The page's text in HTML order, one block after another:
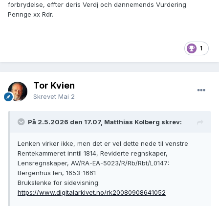
forbrydelse, effter deris Verdj och dannemends Vurdering
Pennge xx Rdr.
1
Tor Kvien
Skrevet Mai 2
På 2.5.2026 den 17.07, Matthias Kolberg skrev:
Lenken virker ikke, men det er vel dette nede til venstre
Rentekammeret inntil 1814, Reviderte regnskaper,
Lensregnskaper, AV/RA-EA-5023/R/Rb/Rbt/L0147:
Bergenhus len, 1653-1661
Brukslenke for sidevisning:
https://www.digitalarkivet.no/rk20080908641052